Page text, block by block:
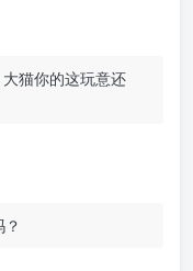
猫你的这玩意还